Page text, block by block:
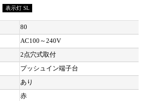
表示灯 SL
80
AC100～240V
2点穴式取付
プッシュイン端子台
あり
赤